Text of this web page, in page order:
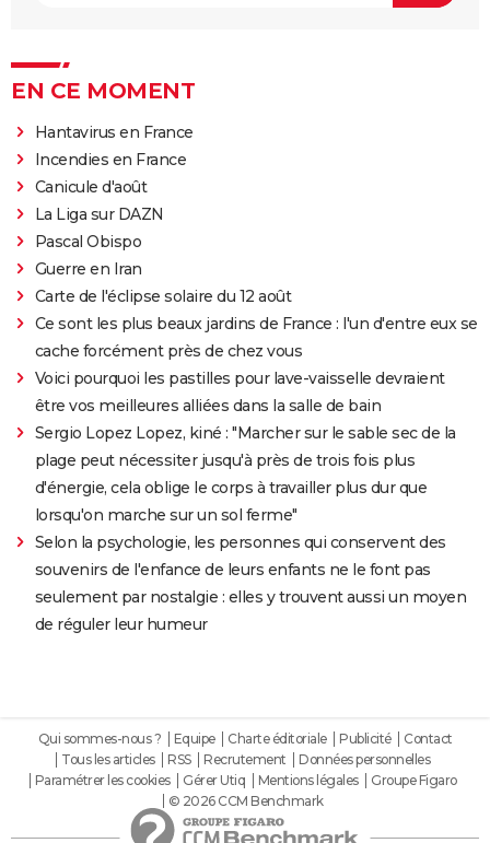
EN CE MOMENT
Hantavirus en France
Incendies en France
Canicule d'août
La Liga sur DAZN
Pascal Obispo
Guerre en Iran
Carte de l'éclipse solaire du 12 août
Ce sont les plus beaux jardins de France : l'un d'entre eux se
cache forcément près de chez vous
Voici pourquoi les pastilles pour lave-vaisselle devraient
être vos meilleures alliées dans la salle de bain
Sergio Lopez Lopez, kiné : "Marcher sur le sable sec de la
plage peut nécessiter jusqu'à près de trois fois plus
d'énergie, cela oblige le corps à travailler plus dur que
lorsqu'on marche sur un sol ferme"
Selon la psychologie, les personnes qui conservent des
souvenirs de l'enfance de leurs enfants ne le font pas
seulement par nostalgie : elles y trouvent aussi un moyen
de réguler leur humeur
Qui sommes-nous ? Equipe Charte éditoriale Publicité
Contact
Tous les articles
RSS Recrutement
Données personnelles
Paramétrer les cookies
Gérer Utiq Mentions légales
Groupe Figaro
© 2026 CCM Benchmark